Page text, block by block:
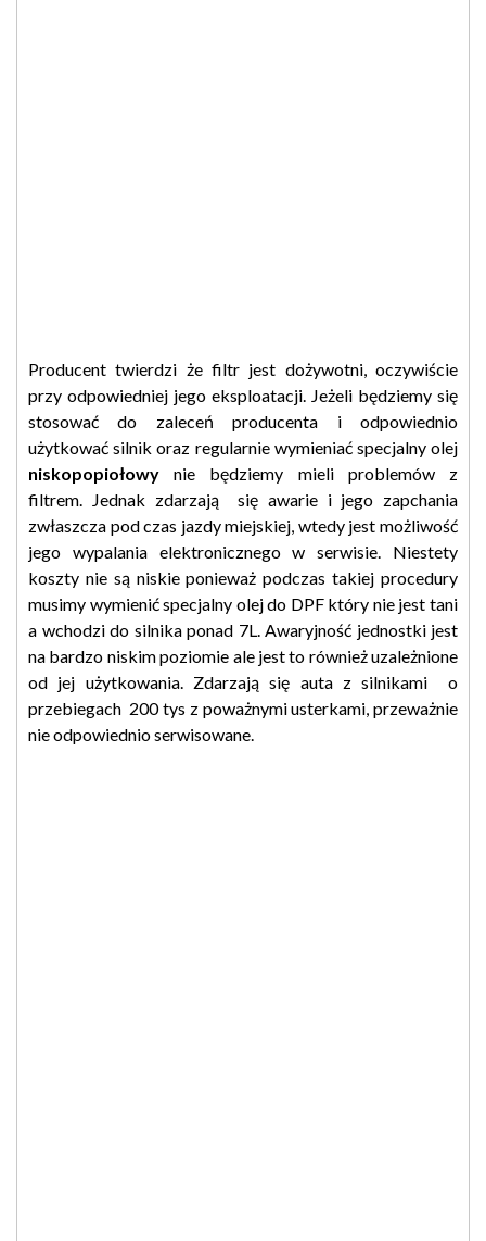
Producent twierdzi że filtr jest dożywotni, oczywiście
przy odpowiedniej jego eksploatacji. Jeżeli będziemy się
stosować do zaleceń producenta i odpowiednio
użytkować silnik oraz regularnie wymieniać specjalny olej
niskopopiołowy nie będziemy mieli problemów z
filtrem. Jednak zdarzają się awarie i jego zapchania
zwłaszcza pod czas jazdy miejskiej, wtedy jest możliwość
jego wypalania elektronicznego w serwisie. Niestety
koszty nie są niskie ponieważ podczas takiej procedury
musimy wymienić specjalny olej do DPF który nie jest tani
a wchodzi do silnika ponad 7L. Awaryjność jednostki jest
na bardzo niskim poziomie ale jest to również uzależnione
od jej użytkowania. Zdarzają się auta z silnikami o
przebiegach 200 tys z poważnymi usterkami, przeważnie
nie odpowiednio serwisowane.